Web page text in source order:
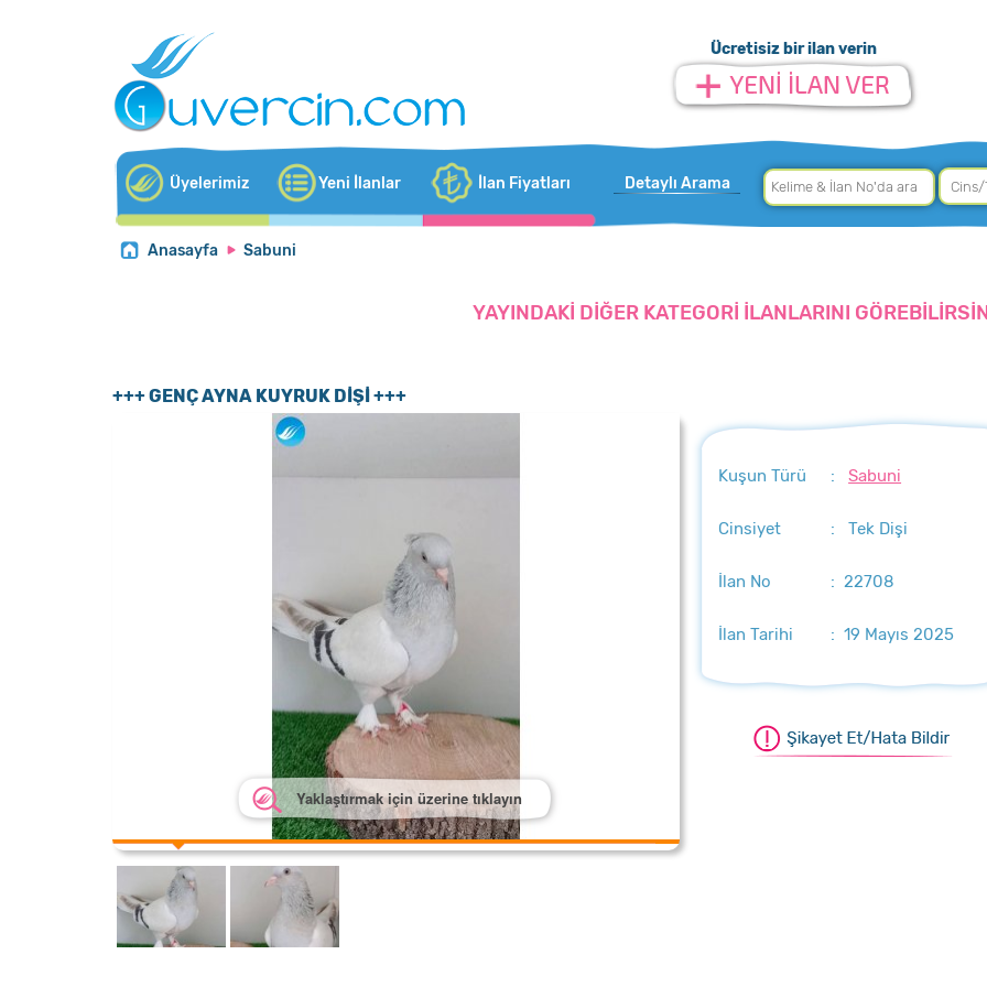
Ücretisiz bir ilan verin
Üyelerimiz Yeni İlanlar İlan Fiyatları Detaylı Arama
Anasayfa Sabuni
YAYINDAKİ DİĞER KATEGORİ İLANLARINI
+++ GENÇ AYNA KUYRUK DİŞİ +++
Yaklaştırmak için üzerine tıklayın
Yaklaştırmak için üzerine tıklayın
Kuşun Türü :Sabuni
Cinsiyet : Tek Dişi
İlan No : 22708
İlan Tarihi : 19 Mayıs 2025